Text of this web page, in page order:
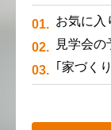
お気に入
見学会の
｢家づく